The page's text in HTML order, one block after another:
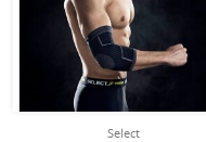
Select